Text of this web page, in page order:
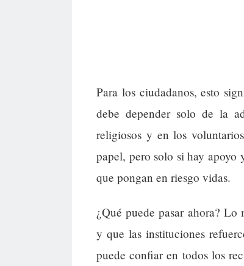
Para los ciudadanos, esto
debe depender solo de la
religiosos y en los
papel, pero solo si hay apoyo
que pongan en riesgo vidas.
¿Qué puede pasar ahora?
y que las instituciones
puede confiar en todos los